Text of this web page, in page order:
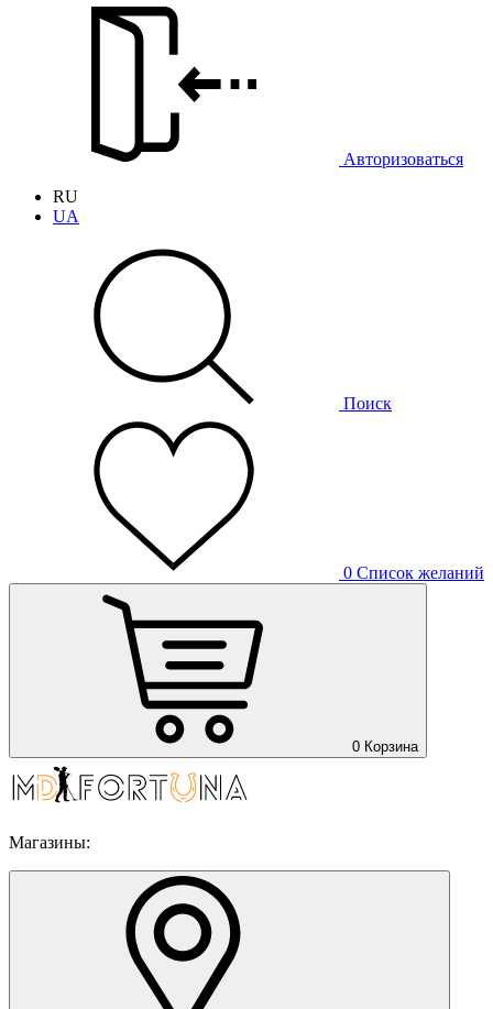
Авторизоваться
RU
UA
Поиск
0 Список желаний
0 Корзина
Магазины: